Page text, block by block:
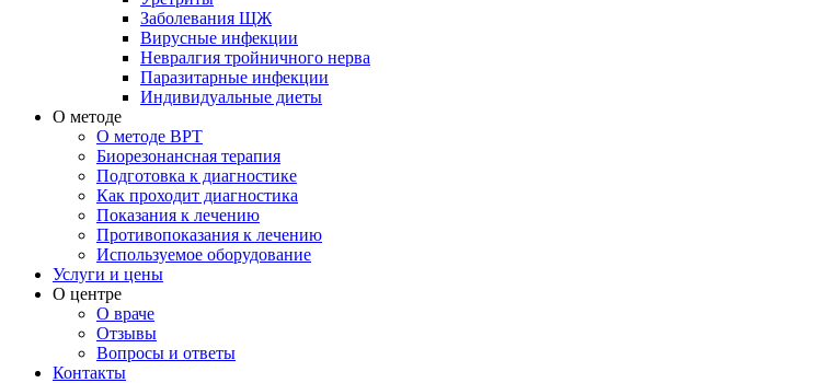
Заболевания ЩЖ
Вирусные инфекции
Невралгия тройничного нерва
Паразитарные инфекции
Индивидуальные диеты
О методе
О методе ВРТ
Биорезонансная терапия
Подготовка к диагностике
Как проходит диагностика
Показания к лечению
Противопоказания к лечению
Используемое оборудование
Услуги и цены
О центре
О враче
Отзывы
Вопросы и ответы
Контакты